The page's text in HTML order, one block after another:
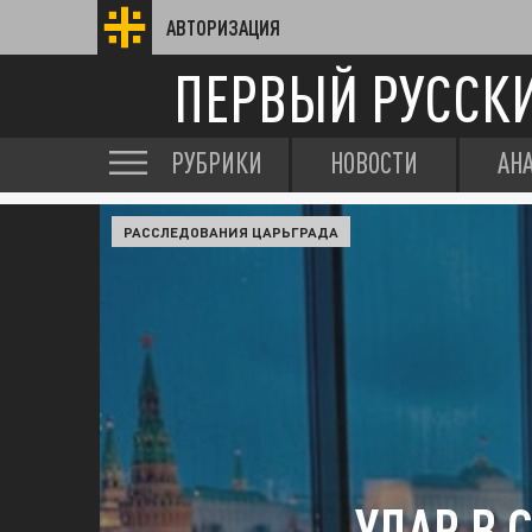
АВТОРИЗАЦИЯ
ПЕРВЫЙ
РУБРИКИ НОВОСТИ
РАССЛЕДОВАНИЯ ЦАРЬГРАДА